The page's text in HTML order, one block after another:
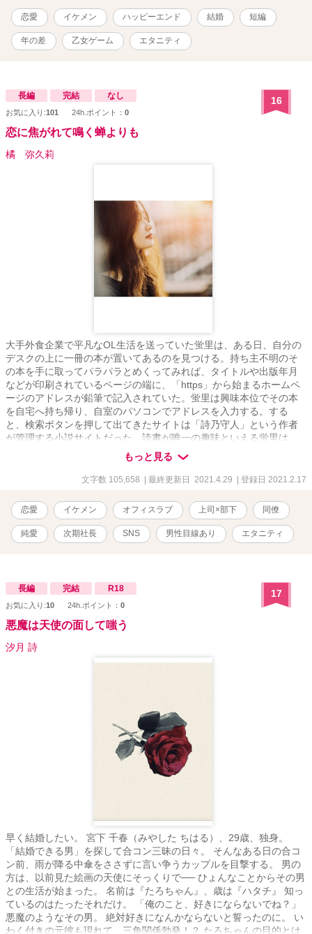
恋愛 イケメン ハッピーエンド 結婚 短編
年の差 乙女ゲーム エタニティ
長編 完結 なし
お気に入り:101 24h.ポイント： 0
16
恋に焦がれて鳴く蝉よりも
橘 弥久莉
大手外食企業で平凡なOL生活を送っていた蛍里は、ある日、自分の
デスクの上に一冊の本が置いてあるのを見つける。持ち主不明のそ
の本を手に取ってパラパラとめくってみれば、タイトルや出版年月
などが印刷されているページの端に、「https」から始まるホームペ
ージのアドレスが鉛筆で記入されていた。蛍里は興味本位でその本
を自宅へ持ち帰り、自室のパソコンでアドレスを入力する。する
と、検索ボタンを押して出てきたサイトは「詩乃守人」という作者
が管理する小説サイトだった。読書が唯一の趣味といえる蛍里は、
一つ目の作品を読み終えた瞬間に、詩乃守人のファンになってしま
う。今まで感想というものを作者に送ったことはなかったが、気が
付いた時にはサイトのトップメニューにある「御感想はこちらへ」
届く。物語の文章と違わず、繊細な言葉づかいで返事を送ってくれ
る詩乃守人に蛍里は惹かれ始める。時を同じくして、平穏だったOL
生活にも変化が起こり始め………恋に恋する文学少女が織りなす、
純愛ラブストーリー。 ※表紙画像は、フリー画像サイト、pixabayか
もっと見る
文字数 105,658 | 最終更新日 2021.4.29 | 登録日 2021.2.17
恋愛 イケメン オフィスラブ 上司×部下 同僚
純愛 次期社長 SNS 男性目線あり エタニティ
長編 完結 R18
お気に入り:10 24h.ポイント： 0
17
悪魔は天使の面して嗤う
汐月 詩
早く結婚したい。 宮下 千春（みやした ちはる）、29歳、独身。
「結婚できる男」を探して合コン三昧の日々。 そんなある日の合コ
ン前、雨が降る中傘をささずに言い争うカップルを目撃する。 男の
方は、以前見た絵画の天使にそっくりで── ひょんなことからその男
との生活が始まった。 名前は『たろちゃん』、歳は『ハタチ』 知っ
ているのはたったそれだけ。 「俺のこと、好きにならないでね？」
悪魔のようなその男。 絶対好きになんかならないと誓ったのに。 い
わく付きの元彼も現れて、三角関係勃発！？ たろちゃんの目的とは